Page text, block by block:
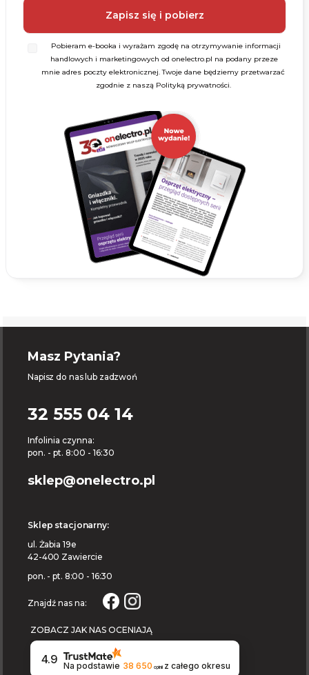
Pobieram e-booka i wyrażam zgodę na otrzymywanie informacji
handlowych i marketingowych od onelectro.pl na podany przeze
mnie adres poczty elektronicznej. Twoje dane będziemy przetwarzać
zgodnie z naszą Polityką prywatności.
Masz Pytania?
Napisz do nas lub zadzwoń
32 555 04 14
Infolinia czynna:
pon. - pt. 8:00 - 16:30
sklep@onelectro.pl
Sklep stacjonarny:
ul. Żabia 19e
42-400 Zawiercie
pon. - pt. 8:00 - 16:30
Znajdź nas na:
ZOBACZ JAK NAS OCENIAJĄ
4.9 Na podstawie 38 650 opinii z całego okresu